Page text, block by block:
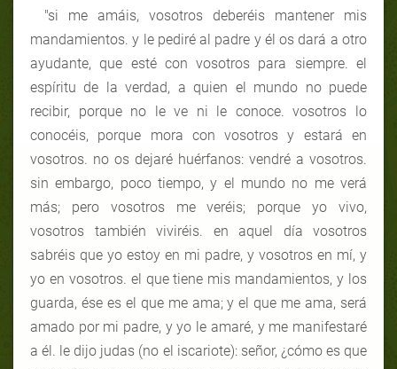
"si me amáis, vosotros deberéis mantener mis
mandamientos. y le pediré al padre y él os dará a otro
ayudante, que esté con vosotros para siempre. el
espíritu de la verdad, a quien el mundo no puede
recibir, porque no le ve ni le conoce. vosotros lo
conocéis, porque mora con vosotros y estará en
vosotros. no os dejaré huérfanos: vendré a vosotros.
sin embargo, poco tiempo, y el mundo no me verá
más; pero vosotros me veréis; porque yo vivo,
vosotros también viviréis. en aquel día vosotros
sabréis que yo estoy en mi padre, y vosotros en mí, y
yo en vosotros. el que tiene mis mandamientos, y los
guarda, ése es el que me ama; y el que me ama, será
amado por mi padre, y yo le amaré, y me manifestaré
a él. le dijo judas (no el iscariote): señor, ¿cómo es que